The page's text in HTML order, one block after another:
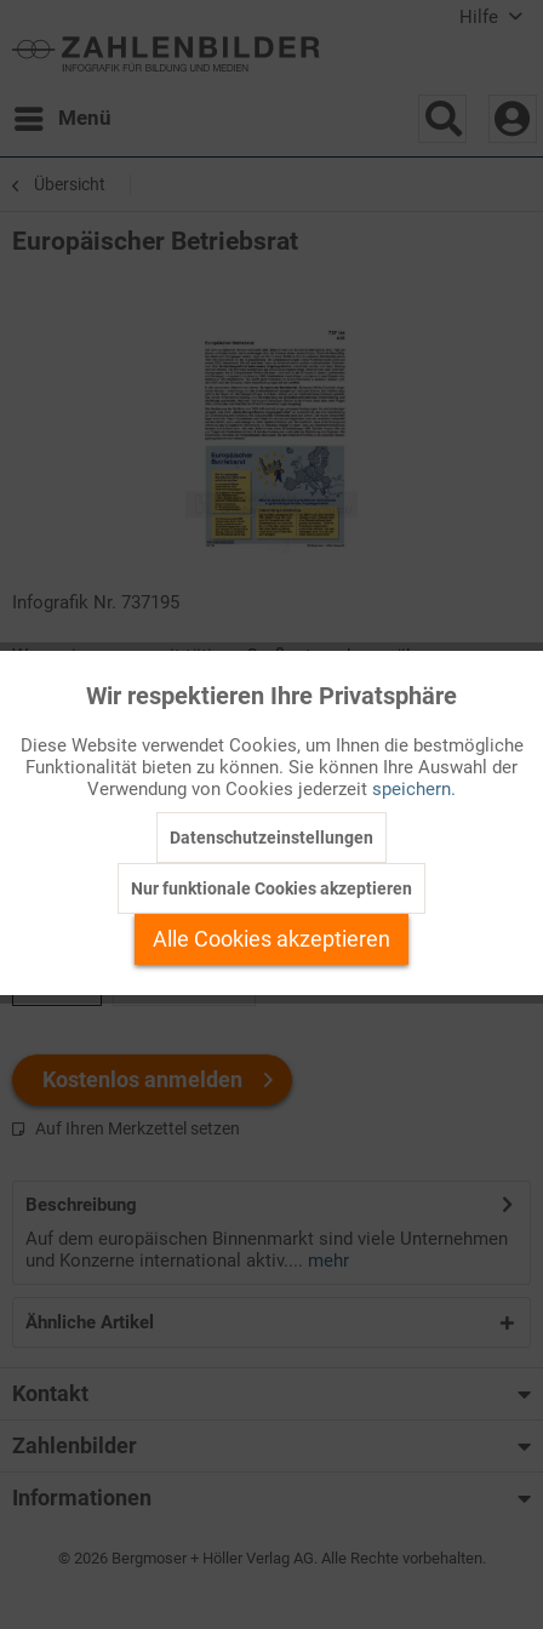
Hilfe
Menü
Übersicht
Europäischer Betriebsrat
Infografik Nr. 737195
Wenn ein europaweit tätiges Großunternehmen über
Arbeitsplatzverlagerungen, Stilllegungen oder
Massenentlassungen entscheidet, sind oft die Beschäftigten in
mehreren Ländern betroffen. Die EU-Richtlinie über Europäische
Betriebsräte gibt ihnen das Recht, über solche
länderübergreifenden Angelegenheiten unterrichtet und dazu
angehört zu werden. Mehr dazu in diesem ZAHLENBILD!
Welchen Download brauchen Sie?
s/w-Version
Kostenlos anmelden
Auf Ihren Merkzettel setzen
Beschreibung
Auf dem europäischen Binnenmarkt sind viele Unternehmen
und Konzerne international aktiv.... mehr
Ähnliche Artikel
Kontakt
Zahlenbilder
Informationen
© 2026 Bergmoser + Höller Verlag AG. Alle Rechte vorbehalten.
Funktionale Aktiv
Marketing Inaktiv
Personalisierung Inaktiv
Service
Wir respektieren Ihre Privatsphäre
Diese Website verwendet Cookies, um Ihnen die bestmögliche
Funktionalität bieten zu können. Sie können Ihre Auswahl der
Verwendung von Cookies jederzeit speichern.
Datenschutzeinstellungen
Nur funktionale Cookies akzeptieren
Alle Cookies akzeptieren